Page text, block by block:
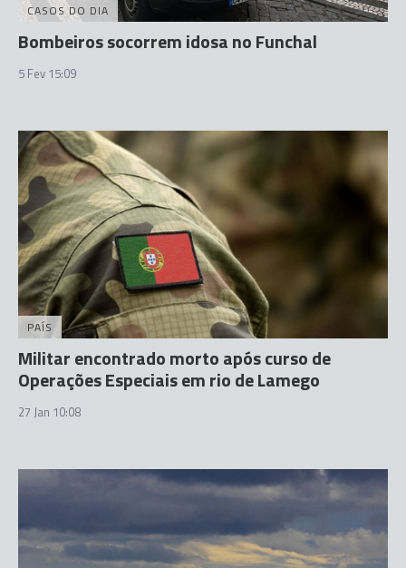
CASOS DO DIA
Bombeiros socorrem idosa no Funchal
5 Fev 15:09
PAÍS
Militar encontrado morto após curso de
Operações Especiais em rio de Lamego
27 Jan 10:08